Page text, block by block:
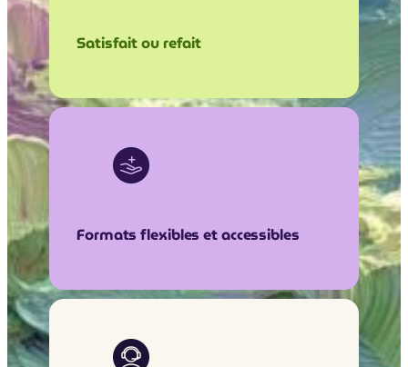
Satisfait ou refait
Formats flexibles et accessibles